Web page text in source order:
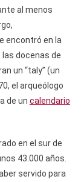
al menos
encontró en la
docenas de
un “taly” (un
el arqueólogo
de un calendario
en el sur de
43.000 años.
servido para